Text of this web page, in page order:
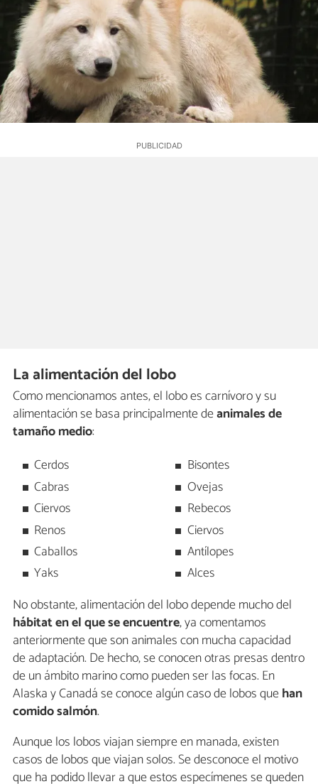
La alimentación del lobo
Como mencionamos antes, el lobo es carnívoro y su
alimentación se basa principalmente deanimales de
tamaño medio:
Cerdos
Cabras
Ciervos
Renos
Caballos
Yaks
Bisontes
Ovejas
Rebecos
Ciervos
Antílopes
Alces
No obstante, alimentación del lobo depende mucho del
hábitat en el que se encuentre, ya comentamos
anteriormente que son animales con mucha capacidad
de adaptación. De hecho, se conocen otras presas dentro
de un ámbito marino como pueden ser las focas. En
Alaska y Canadá se conoce algún caso de lobos quehan
comido salmón.
Aunque los lobos viajan siempre en manada, existen
casos de lobos que viajan solos. Se desconoce el motivo
que ha podido llevar a que estos especímenes se queden